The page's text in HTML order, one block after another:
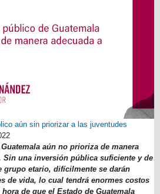
aún sin priorizar a las juventudes
aún no prioriza de manera
Sin una inversión pública suficiente y de
grupo etario, difícilmente se darán
de vida, lo cual tendrá enormes costos
de que el Estado de Guatemala